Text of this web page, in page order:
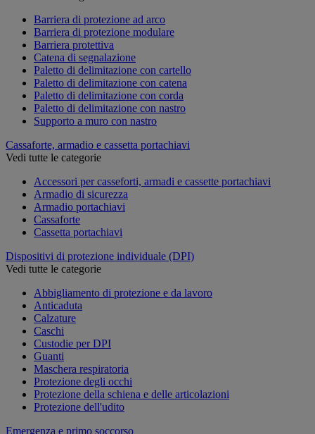
Barriera di protezione ad arco
Barriera di protezione modulare
Barriera protettiva
Catena di segnalazione
Paletto di delimitazione con cartello
Paletto di delimitazione con catena
Paletto di delimitazione con corda
Paletto di delimitazione con nastro
Supporto a muro con nastro
Cassaforte, armadio e cassetta portachiavi
Vedi tutte le categorie
Accessori per casseforti, armadi e cassette portachiavi
Armadio di sicurezza
Armadio portachiavi
Cassaforte
Cassetta portachiavi
Dispositivi di protezione individuale (DPI)
Vedi tutte le categorie
Abbigliamento di protezione e da lavoro
Anticaduta
Calzature
Caschi
Custodie per DPI
Guanti
Maschera respiratoria
Protezione degli occhi
Protezione della schiena e delle articolazioni
Protezione dell'udito
Emergenza e primo soccorso